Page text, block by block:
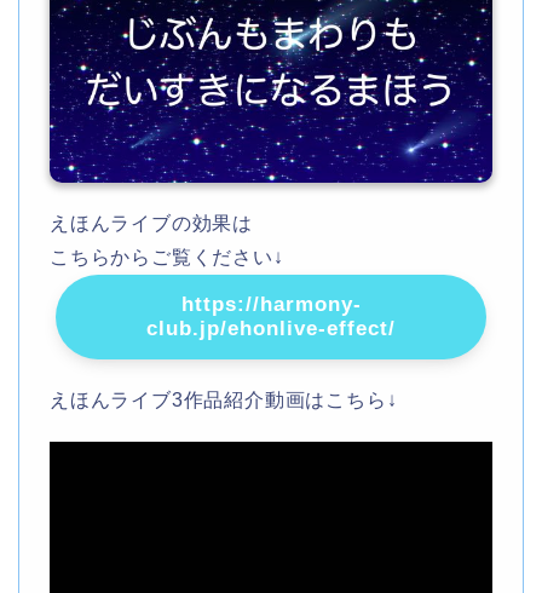
えほんライブの効果は
こちらからご覧ください↓
https://harmony-
club.jp/ehonlive-effect/
えほんライブ3作品紹介動画はこちら↓